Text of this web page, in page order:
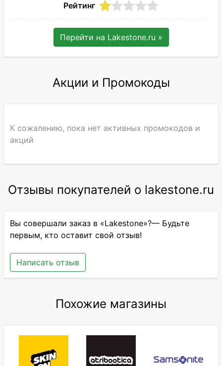
Рейтинг
Перейти на Lakestone.ru »
Акции и Промокоды
К сожалению, пока нет активных промокодов и
акций
Отзывы покупателей о lakestone.ru
Вы совершали заказ в «Lakestone»?— Будьте
первым, кто оставит свой отзыв!
Написать отзыв
Похожие магазины